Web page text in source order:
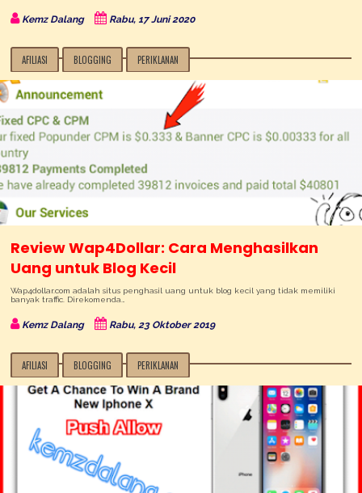
Kemz Dalang Rabu, 17 Juni 2020
AFILIASI BLOGGING PERIKLANAN
Review Wap4Dollar: Cara Menghasilkan
Uang untuk Blog Kecil
Wap4dollar.com adalah situs penghasil uang untuk blog kecil yang tidak memiliki
banyak traffic. Direkomenda…
Kemz Dalang Rabu, 23 Oktober 2019
AFILIASI BLOGGING PERIKLANAN